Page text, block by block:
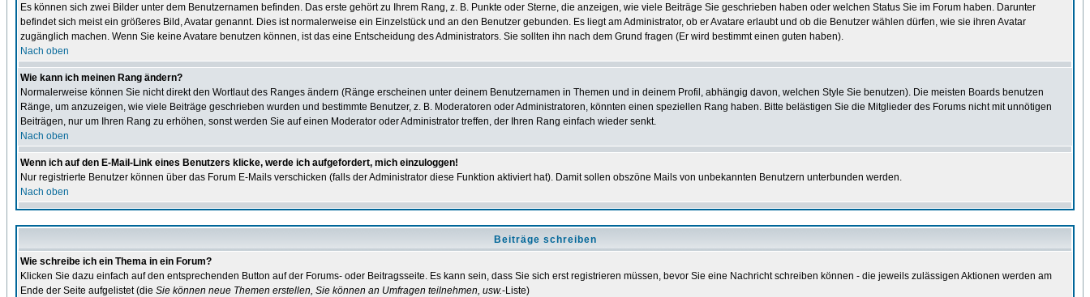
Es können sich zwei Bilder unter dem Benutzernamen befinden. Das erste gehört zu Ihrem Rang, z. B. Punkte oder Sterne, die anzeigen, wie viele Beiträge Sie geschrieben haben oder welchen Status Sie im Forum haben. Darunter
befindet sich meist ein größeres Bild, Avatar genannt. Dies ist normalerweise ein Einzelstück und an den Benutzer gebunden. Es liegt am Administrator, ob er Avatare erlaubt und ob die Benutzer wählen dürfen, wie sie ihren Avatar
zugänglich machen. Wenn Sie keine Avatare benutzen können, ist das eine Entscheidung des Administrators. Sie sollten ihn nach dem Grund fragen (Er wird bestimmt einen guten haben).
Nach oben
Wie kann ich meinen Rang ändern?
Normalerweise können Sie nicht direkt den Wortlaut des Ranges ändern (Ränge erscheinen unter deinem Benutzernamen in Themen und in deinem Profil, abhängig davon, welchen Style Sie benutzen). Die meisten Boards benutzen
Ränge, um anzuzeigen, wie viele Beiträge geschrieben wurden und bestimmte Benutzer, z. B. Moderatoren oder Administratoren, könnten einen speziellen Rang haben. Bitte belästigen Sie die Mitglieder des Forums nicht mit unnötigen
Beiträgen, nur um Ihren Rang zu erhöhen, sonst werden Sie auf einen Moderator oder Administrator treffen, der Ihren Rang einfach wieder senkt.
Nach oben
Wenn ich auf den E-Mail-Link eines Benutzers klicke, werde ich aufgefordert, mich einzuloggen!
Nur registrierte Benutzer können über das Forum E-Mails verschicken (falls der Administrator diese Funktion aktiviert hat). Damit sollen obszöne Mails von unbekannten Benutzern unterbunden werden.
Nach oben
Beiträge schreiben
Wie schreibe ich ein Thema in ein Forum?
Klicken Sie dazu einfach auf den entsprechenden Button auf der Forums- oder Beitragsseite. Es kann sein, dass Sie sich erst registrieren müssen, bevor Sie eine Nachricht schreiben können - die jeweils zulässigen Aktionen werden am
Ende der Seite aufgelistet (die Sie können neue Themen erstellen, Sie können an Umfragen teilnehmen, usw.-Liste)